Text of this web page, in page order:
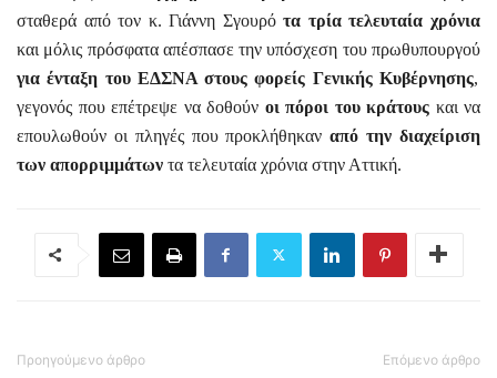
σταθερά από τον κ. Γιάννη Σγουρότα τρία τελευταία χρόνια
και μόλις πρόσφατα απέσπασε την υπόσχεση του πρωθυπουργού
για ένταξη του ΕΔΣΝΑ στους φορείς Γενικής Κυβέρνησης,
γεγονός που επέτρεψε να δοθούν οι πόροι του κράτους και να
επουλωθούν οι πληγές που προκλήθηκαν από την διαχείριση
των απορριμμάτων τα τελευταία χρόνια στην Αττική.
Προηγούμενο άρθρο Επόμενο άρθρο